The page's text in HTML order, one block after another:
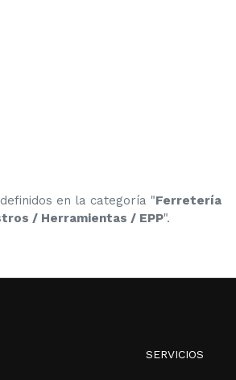
en la categoría "Ferretería
/ Herramientas / EPP".
SERVICIOS